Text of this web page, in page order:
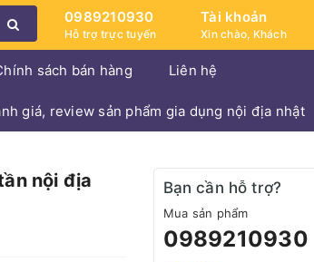
0989210930
Hỗ trợ trực tuyến
Tài khoản
Xin chào, Khách
sách bán hàng Liên hệ
giá, review sản phẩm gia dụng nội địa nhật
nội địa
Bạn cần hỗ trợ?
Mua sản phẩm
0989210930